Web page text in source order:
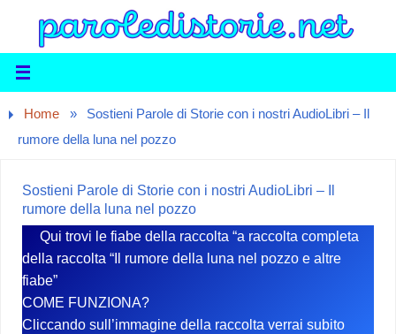
Home »
Sostieni Parole di Storie con i nostri AudioLibri – Il
rumore della luna nel pozzo
Sostieni Parole di Storie con i nostri AudioLibri – Il
rumore della luna nel pozzo
Qui trovi le fiabe della raccolta “a raccolta completa
della raccolta “Il rumore della luna nel pozzo e altre
fiabe”
COME FUNZIONA?
Cliccando sull’immagine della raccolta verrai subito